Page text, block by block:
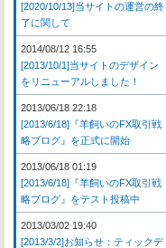
[2020/10/13]当サイトの運営の終
了に関して
2014/08/12 16:55
[2013/10/1]当サイトのデザイン
をリニューアルしました！
2013/06/18 22:18
[2013/6/18]『羊飼いのFX取引戦
略ブログ』を正式に開始
2013/06/18 01:19
[2013/6/18]『羊飼いのFX取引戦
略ブログ』をテスト投稿中
2013/03/02 19:40
[2013/3/2]お知らせ：ティックデ